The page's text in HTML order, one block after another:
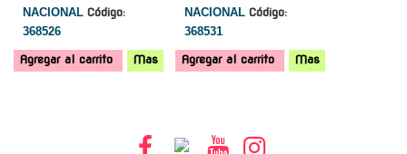
NACIONAL Código:
368526
Agregar al carrito Mas
NACIONAL Código:
368531
Agregar al carrito Mas